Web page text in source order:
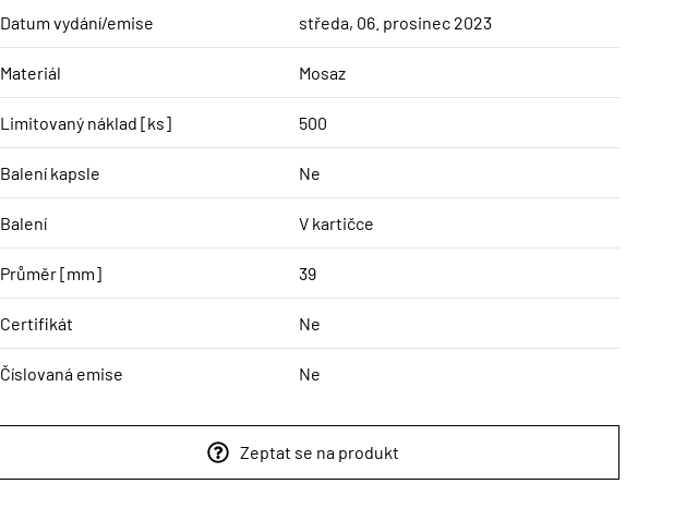
Datum vydání/emise středa, 06. prosinec 2023
Materiál Mosaz
Limitovaný náklad [ks] 500
Balení kapsle Ne
Balení V kartičce
Průměr [mm] 39
Certifikát Ne
Číslovaná emise Ne
Zeptat se na produkt